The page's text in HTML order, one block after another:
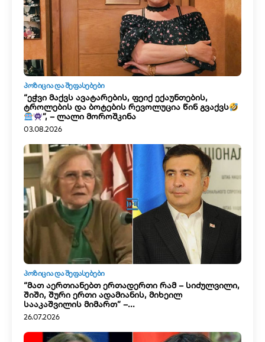
ᲞᲝᲖᲘᲪᲘᲐ ᲓᲐ ᲨᲔᲤᲐᲡᲔᲑᲔᲑᲘ
“ეჭვი მაქვს ავატარების, ფეიქ ექაუნთების,
ტროლების და ბოტების რევოლუცია წინ გვაქვს
”, – ლალი მოროშკინა
03.08.2026
ᲞᲝᲖᲘᲪᲘᲐ ᲓᲐ ᲨᲔᲤᲐᲡᲔᲑᲔᲑᲘ
“მათ აერთიანებთ ერთადერთი რამ – სიძულვილი,
შიში, შური ერთი ადამიანის, მიხეილ
სააკაშვილის მიმართ” –...
26.07.2026